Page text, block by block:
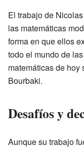
El trabajo de
las matemáticas
forma en que ellos
todo el mundo de
matemáticas de hoy
Bourbaki.
Desafíos y
Aunque su trabajo